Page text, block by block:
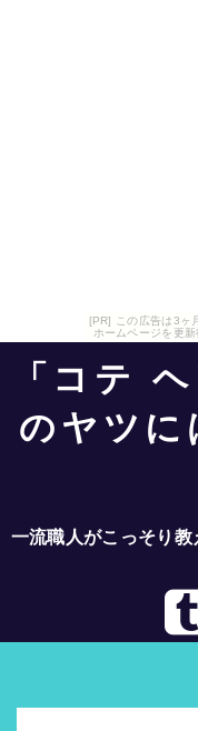
[PR] この広告は3ヶ
ホームページを更
「コテ
のヤツに
一流職人がこっそり